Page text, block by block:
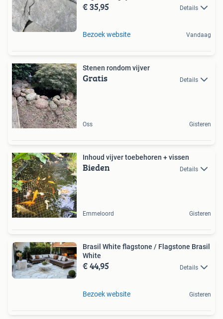
€ 35,95 Details
Bezoek website Vandaag
Stenen rondom vijver
Gratis Details
Oss Gisteren
Inhoud vijver toebehoren + vissen
Bieden Details
Emmeloord Gisteren
Brasil White flagstone / Flagstone Brasil
White
€ 44,95 Details
Bezoek website Gisteren